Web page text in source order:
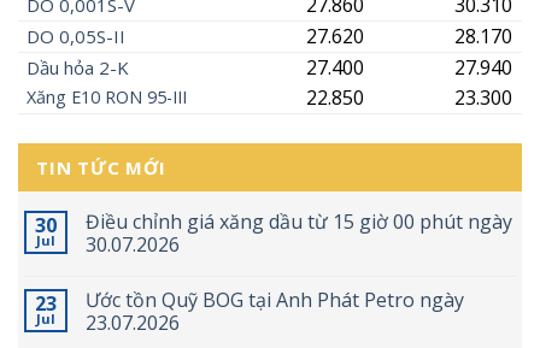
DO 0,001S-V
DO 0,05S-II 28.170
27.620
Dầu hỏa 2-K 27.940
27.400
Xăng E10 RON 95-III 23.300
22.850
TIN TỨC MỚI
30
Jul
Điều chỉnh giá xăng dầu từ 15 giờ 00 phút ngày
30.07.2026
23
Jul
Ước tồn Quỹ BOG tại Anh Phát Petro ngày
23.07.2026